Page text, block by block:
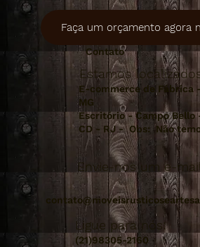
Faça um orçamento agora
Contato
Estamos
E-commerce de Fábrica
MG
Escritório - Campo Bello
CD - RJ - Obs: Não
Envie-nos um e-
Ligue para nós:
(21)98305-2160